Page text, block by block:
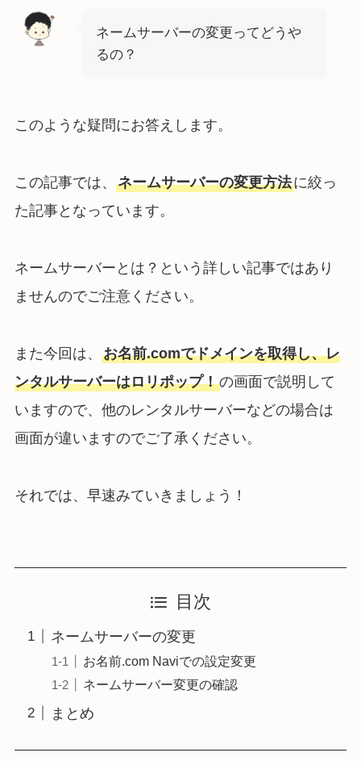
ネームサーバーの変更ってどうや
るの？
このような疑問にお答えします。
この記事では、 ネームサーバーの変更方法に絞っ
た記事となっています。
ネームサーバーとは？という詳しい記事ではあり
ませんのでご注意ください。
また今回は、 お名前.comでドメインを取得し、レ
ンタルサーバーはロリポップ！の画面で説明して
いますので、他のレンタルサーバーなどの場合は
画面が違いますのでご了承ください。
それでは、早速みていきましょう！
目次
ネームサーバーの変更
お名前.com Naviでの設定変更
ネームサーバー変更の確認
まとめ